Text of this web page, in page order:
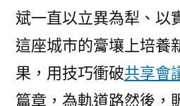
斌一直以立異為犁、以
這座城市的膏壤上培養
果，用技巧衝破共享會
篇章，為軌道路然後，